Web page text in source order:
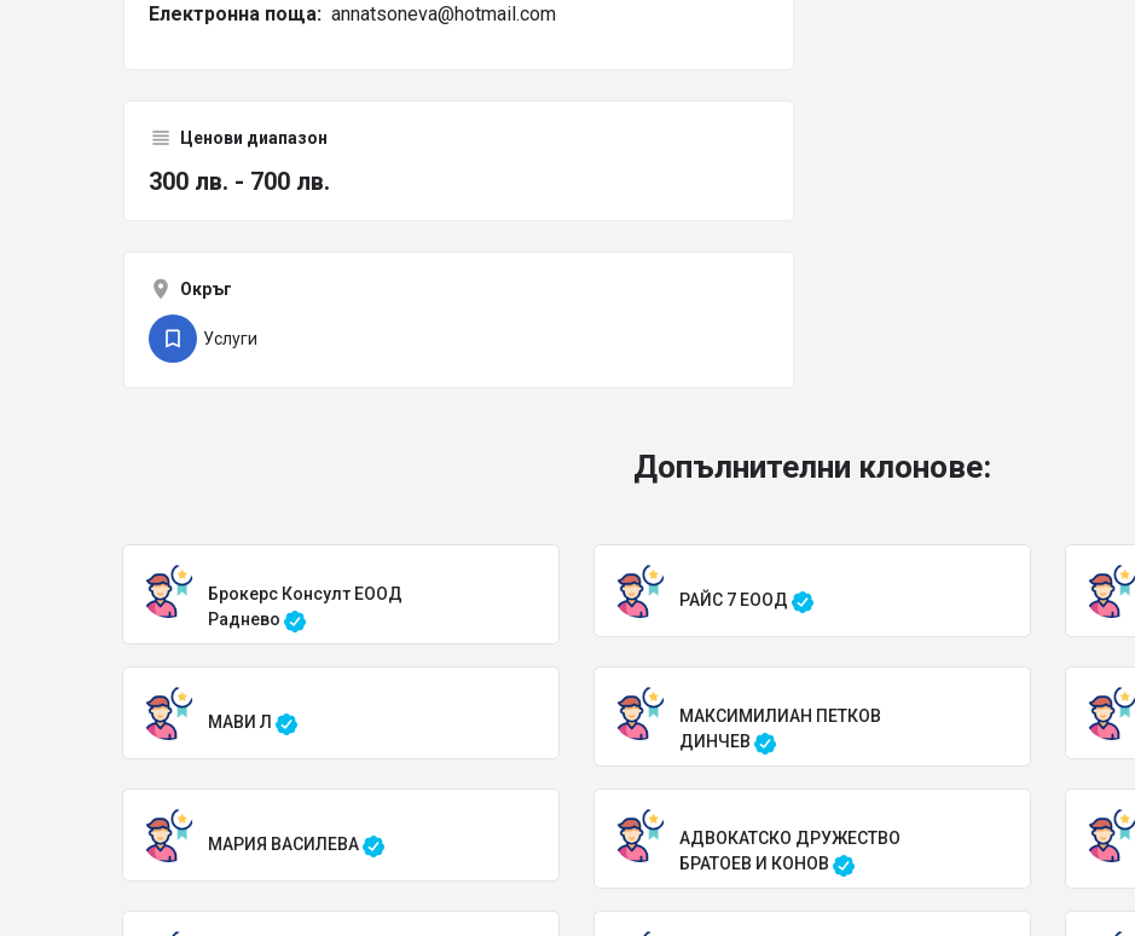
Електронна поща: annatsoneva@hotmail.com
Ценови диапазон
300 лв. - 700 лв.
Окръг
Услуги
Допълнителни клонове:
Брокерс Консулт ЕООД
Раднево
РАЙС 7 ЕООД
МАВИ Л
МАКСИМИЛИАН ПЕТКОВ
ДИНЧЕВ
МАРИЯ ВАСИЛЕВА
АДВОКАТСКО ДРУЖЕСТВО
БРАТОЕВ И КОНОВ